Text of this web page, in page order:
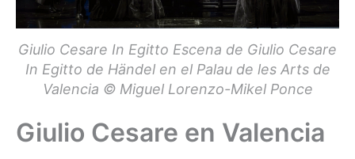
Giulio Cesare In Egitto Escena de Giulio Cesare
In Egitto de Händel en el Palau de les Arts de
Valencia © Miguel Lorenzo-Mikel Ponce
Giulio Cesare en Valencia